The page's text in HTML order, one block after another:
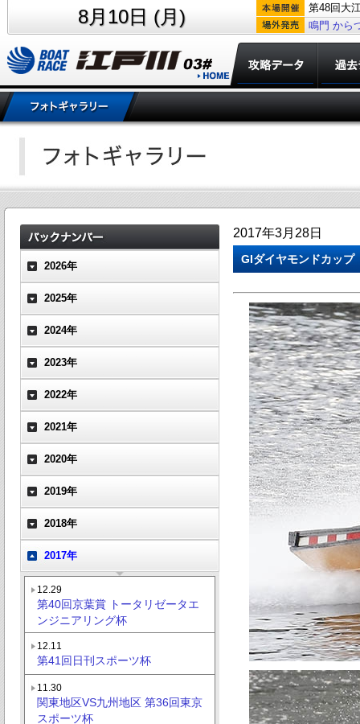
8月10日 (月)
第48回大
鳴門 から
2026年
2025年
2024年
2023年
2022年
2021年
2020年
2019年
2018年
2017年
12.29
第40回京葉賞 トータリゼータエ
ンジニアリング杯
12.11
第41回日刊スポーツ杯
11.30
関東地区VS九州地区 第36回東京
スポーツ杯
2017年3月28日
GIダイヤモンドカップ